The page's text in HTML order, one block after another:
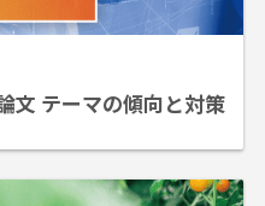
文 テーマの傾向と対策